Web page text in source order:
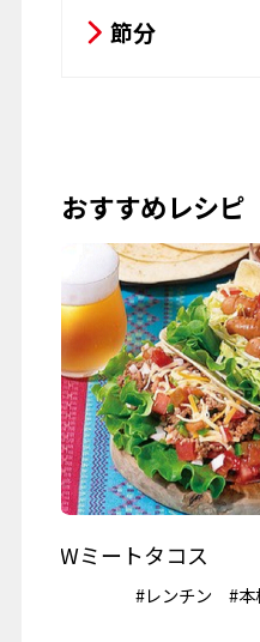
お菓子
節分
お彼岸
お月見
クリスマス
秋の行楽
ワイン
おすすめレシピ
Wミートタコス
#レンチン #本